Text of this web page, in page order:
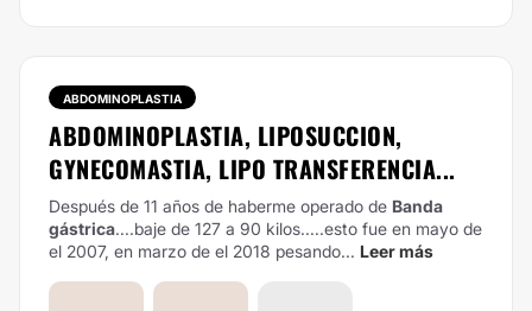
ABDOMINOPLASTIA
ABDOMINOPLASTIA, LIPOSUCCION,
GYNECOMASTIA, LIPO TRANSFERENCIA...
Después de 11 años de haberme operado de Banda
gástrica....baje de 127 a 90 kilos.....esto fue en mayo de
el 2007, en marzo de el 2018 pesando... Leer más